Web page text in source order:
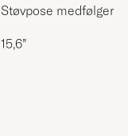
Støvpose medfølger
15,6”